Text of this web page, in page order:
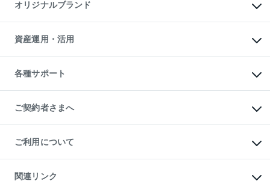
アパート経営
収益物件
ビル購入（ビル一棟）
投資用不動産の売却査定
事業用不動産の売却査定
人気マンションランキング
暮らしに役立つ不動産メディア
不動産相場・不動産価格情報
不動産コラム・ニュース
不動産用語集
不動産なんでもネット相談室
住まいの税金
オリジナルブランド
一棟リノベーションマンション
L`GENTE（ルジェンテ）
区分リノベーションマンション
投資用一棟レジデンスWELL
不動産小口投資
LEGACIA（レガシア）
資産運用・活用
不動産M&A
アセットマネジメント・出資
各種サポート
相続サポート
リフォームサポート
ご契約者さまへ
ご紹介・再契約特典
入居者様専用-各種ご案内（賃貸）
東急こすもす会「こすもすWeb」
ご利用について
金融商品取引について
関連リンク